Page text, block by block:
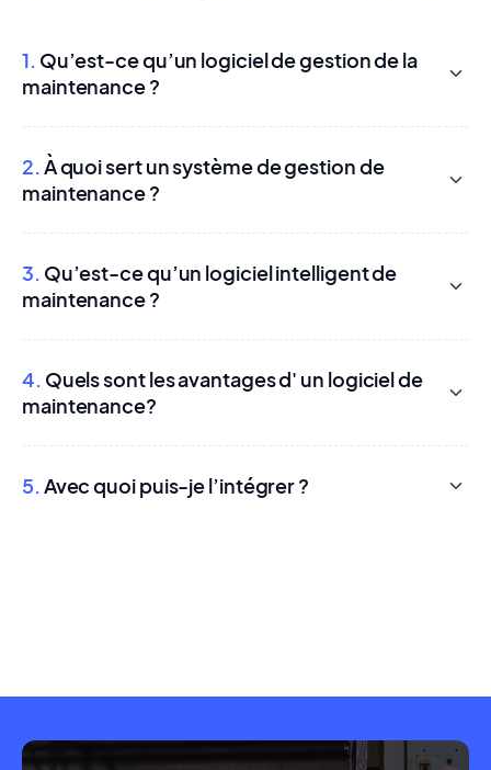
1. Qu’est-ce qu’un logiciel de gestion de la
maintenance ?
2.À quoi sert un système de gestion de
maintenance ?
3. Qu’est-ce qu’un logiciel intelligent de
maintenance ?
4. Quels sont les avantages d' un logiciel de
maintenance?
5.Avec quoi puis-je l’intégrer ?